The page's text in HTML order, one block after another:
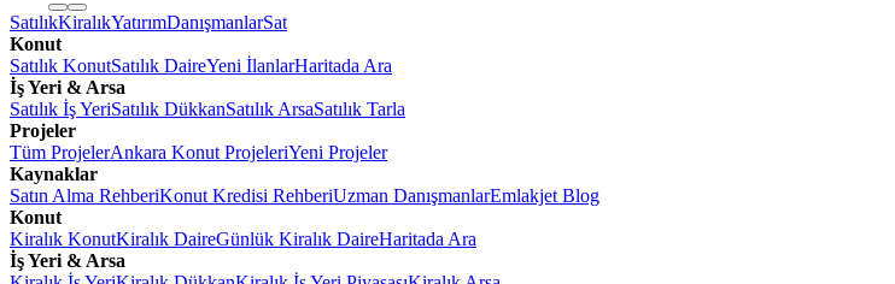
SatılıkKiralıkYatırımDanışmanlarSat
Konut
Satılık KonutSatılık DaireYeni İlanlarHaritada Ara
İş Yeri & Arsa
Satılık İş YeriSatılık DükkanSatılık ArsaSatılık Tarla
Projeler
Tüm ProjelerAnkara Konut ProjeleriYeni Projeler
Kaynaklar
Satın Alma RehberiKonut Kredisi RehberiUzman DanışmanlarEmlakjet Blog
Konut
Kiralık KonutKiralık DaireGünlük Kiralık DaireHaritada Ara
İş Yeri & Arsa